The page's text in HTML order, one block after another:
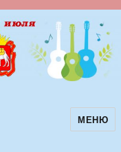
авторскойМЕНЮ